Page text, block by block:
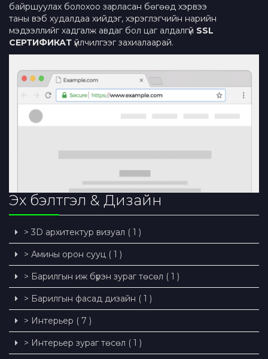
байршуулах болохоо зарласан бөгөөд хэрвээ
таны вэб худалдаа хийдэг, хэрэглэгчийн нарийн
мэдээллийг хадгалж авдаг бол цаг алдалгүй SSL
СЕРТИФИКАТ үйлчилгээг захиалаарай.
Эх бэлтгэл & Дизайн
> 3D архитектур визуал ( 1 )
> Амины орон сууц ( 1 )
> Барилгын иж бүрэн зураг төсөл ( 1 )
> Барилгын фасад дизайн ( 1 )
> Интерьер ( 7 )
> Интерьер зураг төсөл ( 1 )